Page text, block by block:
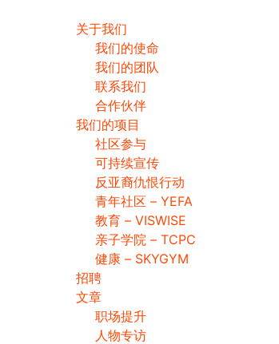
关于我们
我们的使命
我们的团队
联系我们
合作伙伴
我们的项目
社区参与
可持续宣传
反亚裔仇恨行动
青年社区 – YEFA
教育 – VISWISE
亲子学院 – TCPC
健康 – SKYGYM
招聘
文章
职场提升
人物专访